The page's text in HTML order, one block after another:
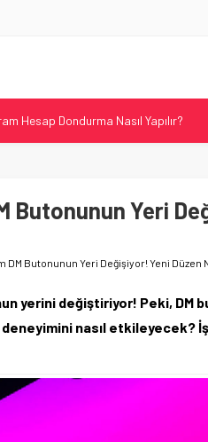
Hesap Dondurma Nasıl Yapılır?
Nasıl Değiştirilir? – 2026 Güncel
Hz Yenileme Hızına Sahip Evnia
Butonunun Yeri
DM Butonunun Yeri Değişiyor! Yeni Düzen
yerini değiştiriyor! Peki, DM
nasıl etkileyecek?